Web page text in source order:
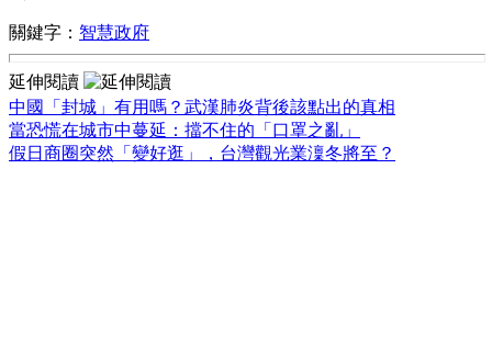
關鍵字： 智慧政府
延伸閱讀
中國「封城」有用嗎？武漢肺炎背後該點出的真相
當恐慌在城市中蔓延：擋不住的「口罩之亂」
假日商圈突然「變好逛」，台灣觀光業澟冬將至？